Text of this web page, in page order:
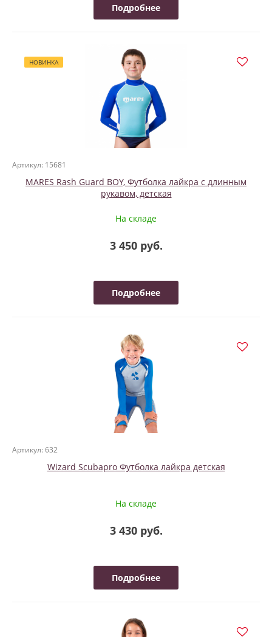
Подробнее
НОВИНКА
Артикул: 15681
MARES Rash Guard BOY, Футболка лайкра с длинным
рукавом, детская
На складе
3 450 руб.
Подробнее
Артикул: 632
Wizard Scubapro Футболка лайкра детская
На складе
3 430 руб.
Подробнее